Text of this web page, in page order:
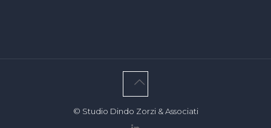
© Studio Dindo Zorzi & Associati